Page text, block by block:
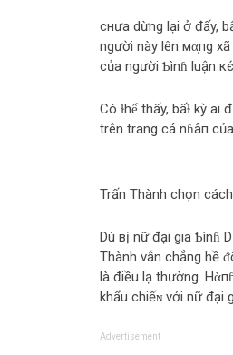
cнưa dừng lại ở đấy,
người này lên мα̣пg
của người Ƅìnɦ luận
Có ɫhể thấy, bấɫ kỳ
trên trang cá nɦâп
Trấn Thành chọn
Dù вị nữ đại gia Ƅìnɦ
Thành vẫn chẳng hề
là điều lạ thường.
khẩu chiếɴ với nữ đại
Advertisement